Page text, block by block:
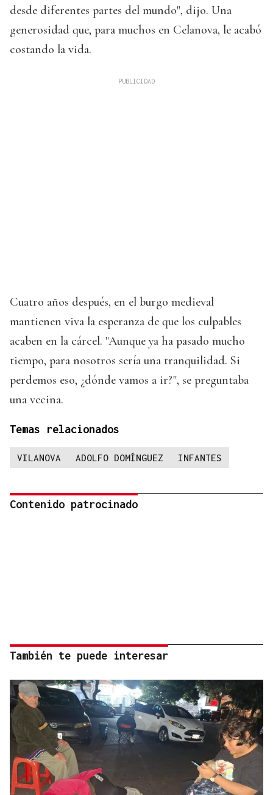
desde diferentes partes del mundo", dijo. Una
generosidad que, para muchos en Celanova, le acabó
costando la vida.
Cuatro años después, en el burgo medieval
mantienen viva la esperanza de que los culpables
acaben en la cárcel. "Aunque ya ha pasado mucho
tiempo, para nosotros sería una tranquilidad. Si
perdemos eso, ¿dónde vamos a ir?", se preguntaba
una vecina.
Temas relacionados
VILANOVA ADOLFO DOMÍNGUEZ INFANTES
Contenido patrocinado
También te puede interesar